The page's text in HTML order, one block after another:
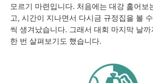
모르기 마련입니다. 처음에는 대강 훑어보
고, 시간이 지나면서 다시금 규정집을 볼
씩 생겨났습니다. 그래서 대회 마지막 날
한 번 살펴보기도 했습니다.